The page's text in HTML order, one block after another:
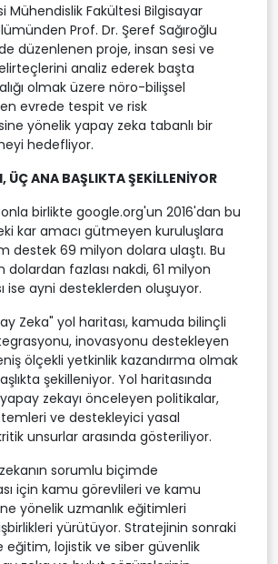
Mühendislik Fakültesi Bilgisayar
Prof. Dr. Şeref Sağıroğlu
düzenlenen proje, insan sesi ve
analiz ederek başta
olmak üzere nöro-bilişsel
evrede tespit ve risk
yönelik yapay zeka tabanlı bir
hedefliyor.
ÜÇ ANA BAŞLIKTA ŞEKİLLENİYOR
birlikte google.org'un 2016'dan bu
kar amacı gütmeyen kuruluşlara
destek 69 milyon dolara ulaştı. Bu
dolardan fazlası nakdi, 61 milyon
ise ayni desteklerden oluşuyor.
Zeka" yol haritası, kamuda bilinçli
inovasyonu destekleyen
ölçekli yetkinlik kazandırma olmak
şekilleniyor. Yol haritasında
zekayı önceleyen politikalar,
ve destekleyici yasal
unsurlar arasında gösteriliyor.
sorumlu biçimde
için kamu görevlileri ve kamu
yönelik uzmanlık eğitimleri
yürütüyor. Stratejinin sonraki
eğitim, lojistik ve siber güvenlik